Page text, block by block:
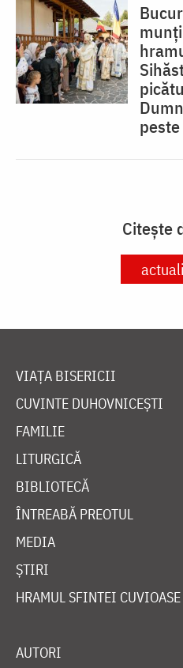
Citește
VIAȚA BISERICII
CUVINTE DUHOVNICEȘTI
FAMILIE
LITURGICĂ
BIBLIOTECĂ
ÎNTREABĂ PREOTUL
MEDIA
ȘTIRI
HRAMUL SFINTEI CUVIOASE
AUTORI